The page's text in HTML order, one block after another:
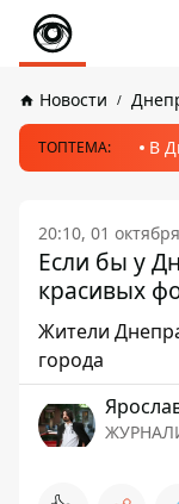
Новости
ТОПТЕМА: В
20:10, 01
Если бы у
красивых
Жители
города